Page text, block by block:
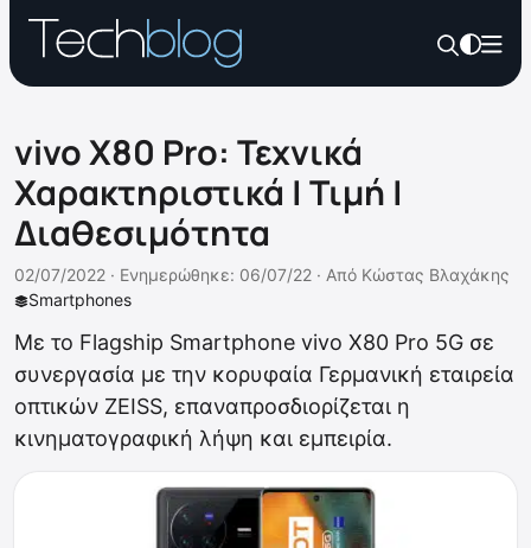
vivo X80 Pro: Τεχνικά
Χαρακτηριστικά | Τιμή |
Διαθεσιμότητα
Smartphones
02/07/2022 · Ενημερώθηκε: 06/07/22 · Από Κώστας Βλαχάκης
Με το Flagship Smartphone vivo X80 Pro 5G σε
συνεργασία με την κορυφαία Γερμανική εταιρεία
οπτικών ZEISS, επαναπροσδιορίζεται η
κινηματογραφική λήψη και εμπειρία.